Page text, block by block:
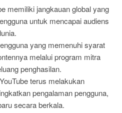
memiliki jangkauan global yang
untuk mencapai audiens
yang memenuhi syarat
melalui program mitra
penghasilan.
YouTube terus melakukan
pengalaman pengguna,
secara berkala.